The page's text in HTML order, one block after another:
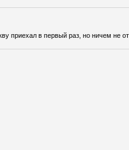
приехал в первый раз, но ничем не